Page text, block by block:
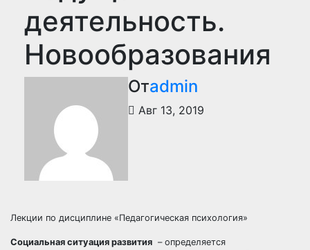
деятельность.
Новообразования
Отadmin
Авг 13, 2019
Лекции по дисциплине «Педагогическая психология»
Социальная ситуация развития – определяется